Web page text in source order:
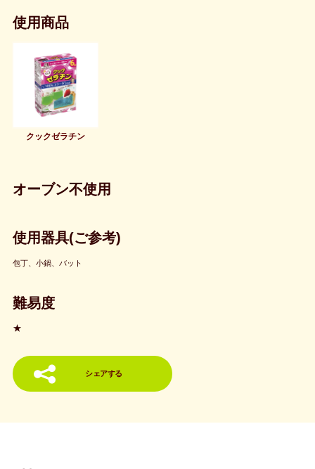
使用商品
クックゼラチン
オーブン不使用
使用器具(ご参考)
包丁、小鍋、バット
難易度
★
シェアする